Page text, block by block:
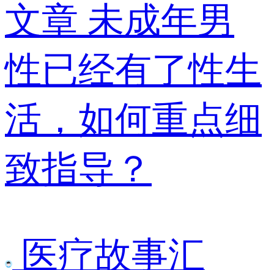
文章 未成年男
性已经有了性生
活，如何重点细
致指导？
医疗故事汇